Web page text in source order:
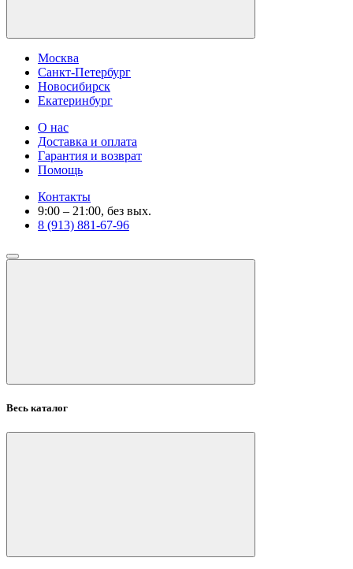
Москва
Санкт-Петербург
Новосибирск
Екатеринбург
О нас
Доставка и оплата
Гарантия и возврат
Помощь
Контакты
9:00 – 21:00, без вых.
8 (913) 881-67-96
Весь каталог